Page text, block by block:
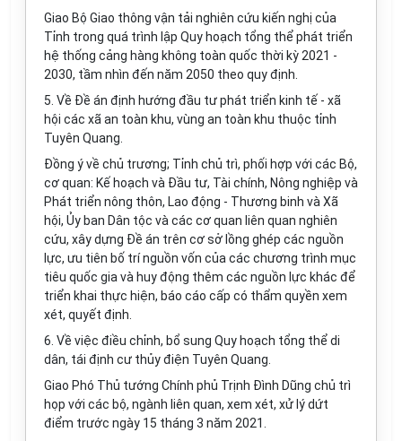
Giao Bộ Giao thông vận tải nghiên cứu kiến nghị của
Tỉnh trong quá trình lập Quy hoạch tổng thể phát triển
hệ thống cảng hàng không toàn quốc thời kỳ 2021 -
2030, tầm nhìn đến năm 2050 theo quy định.
5. Về Đề án định hướng đầu tư phát triển kinh tế - xã
hội các xã an toàn khu, vùng an toàn khu thuộc tỉnh
Tuyên Quang.
Đồng ý về chủ trương; Tỉnh chủ trì, phối hợp với các Bộ,
cơ quan: Kế hoạch và Đầu tư, Tài chính, Nông nghiệp và
Phát triển nông thôn, Lao động - Thương binh và Xã
hội, Ủy ban Dân tộc và các cơ quan liên quan nghiên
cứu, xây dựng Đề án trên cơ sở lồng ghép các nguồn
lực, ưu tiên bố trí nguồn vốn của các chương trình mục
tiêu quốc gia và huy động thêm các nguồn lực khác để
triển khai thực hiện, báo cáo cấp có thẩm quyền xem
xét, quyết định.
6. Về việc điều chỉnh, bổ sung Quy hoạch tổng thể di
dân, tái định cư thủy điện Tuyên Quang.
Giao Phó Thủ tướng Chính phủ Trịnh Đình Dũng chủ trì
họp với các bộ, ngành liên quan, xem xét, xử lý dứt
điểm trước ngày 15 tháng 3 năm 2021.